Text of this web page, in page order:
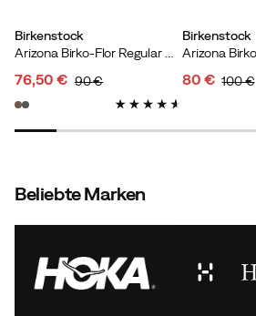
Birkenstock
discounted
76,50 €
original
90 €
Birkenstock
80 € 100 €
Beliebte Marken